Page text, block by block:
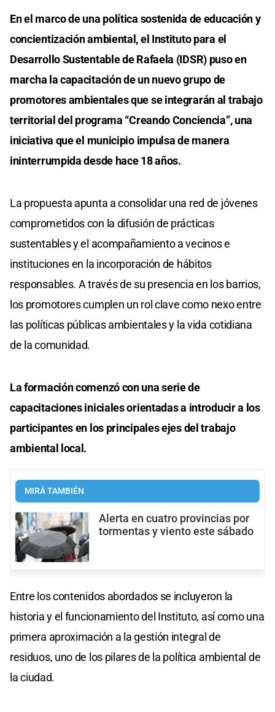
En el marco de una política sostenida de educación y
concientización ambiental, el Instituto para el
Desarrollo Sustentable de Rafaela (IDSR) puso en
marcha la capacitación de un nuevo grupo de
promotores ambientales que se integrarán al trabajo
territorial del programa “Creando Conciencia”, una
iniciativa que el municipio impulsa de manera
ininterrumpida desde hace 18 años.
La propuesta apunta a consolidar una red de jóvenes
comprometidos con la difusión de prácticas
sustentables y el acompañamiento a vecinos e
instituciones en la incorporación de hábitos
responsables. A través de su presencia en los barrios,
los promotores cumplen un rol clave como nexo entre
las políticas públicas ambientales y la vida cotidiana
de la comunidad.
La formación comenzó con una serie de
capacitaciones iniciales orientadas a introducir a los
participantes en los principales ejes del trabajo
ambiental local.
MIRÁ TAMBIÉN
Alerta en cuatro provincias por
tormentas y viento este sábado
Entre los contenidos abordados se incluyeron la
historia y el funcionamiento del Instituto, así como una
primera aproximación a la gestión integral de
residuos, uno de los pilares de la política ambiental de
la ciudad.